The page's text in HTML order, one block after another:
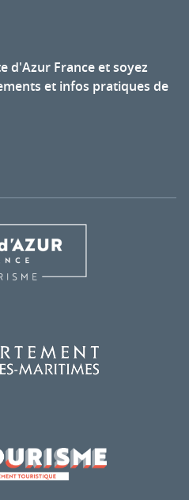
d'Azur France et soyez
et infos pratiques de